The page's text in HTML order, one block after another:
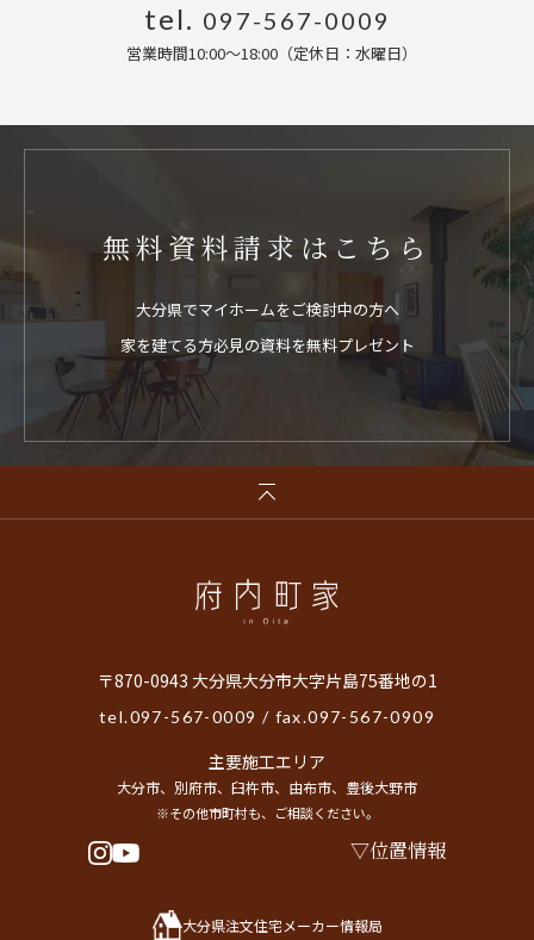
tel. 097-567-0009
営業時間10:00〜18:00（定休日：水曜日）
無料資料請求はこちら
大分県でマイホームをご検討中の方へ
家を建てる方必見の資料を無料プレゼント
〒870-0943 大分県大分市大字片島75番地の1
tel.097-567-0009 / fax.097-567-0909
主要施工エリア
大分市、別府市、臼杵市、由布市、豊後大野市
※その他市町村も、ご相談ください。
位置情報
大分県注文住宅メーカー情報局